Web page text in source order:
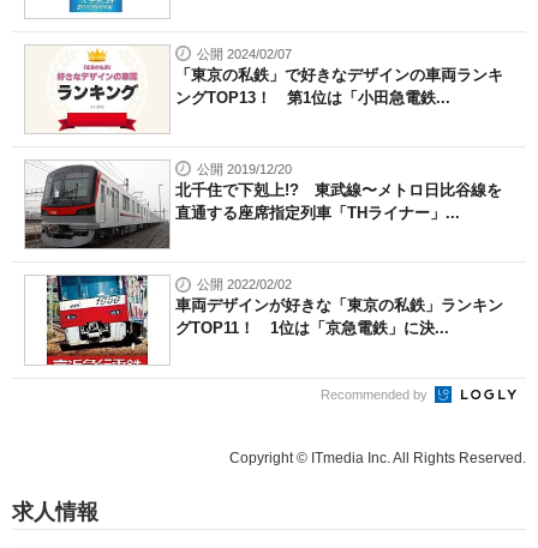
公開 2024/02/07
「東京の私鉄」で好きなデザインの車両ランキ
ングTOP13！ 第1位は「小田急電鉄...
公開 2019/12/20
北千住で下剋上!? 東武線〜メトロ日比谷線を
直通する座席指定列車「THライナー」...
公開 2022/02/02
車両デザインが好きな「東京の私鉄」ランキン
グTOP11！ 1位は「京急電鉄」に決...
Recommended by
Copyright © ITmedia Inc. All Rights Reserved.
求人情報